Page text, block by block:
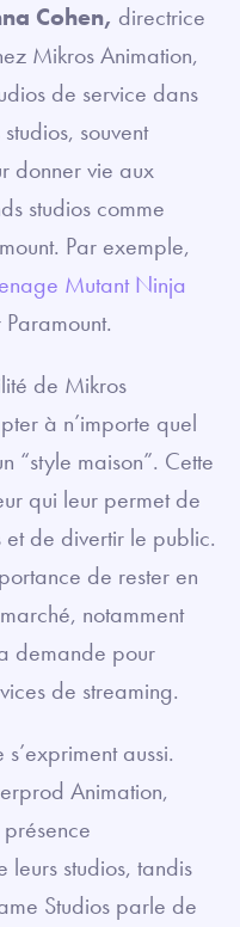
Cohen, directrice
Mikros Animation,
de service dans
souvent
donner vie aux
studios comme
Par exemple,
Mutant Ninja
de Mikros
à n’importe quel
“style maison”. Cette
qui leur permet de
et de divertir le public.
de rester en
notamment
demande pour
de streaming.
aussi.
Animation,
leurs studios, tandis
Studios parle de